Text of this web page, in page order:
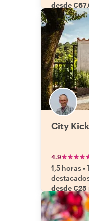
desde
City
4.9
1,5 horas•
desde